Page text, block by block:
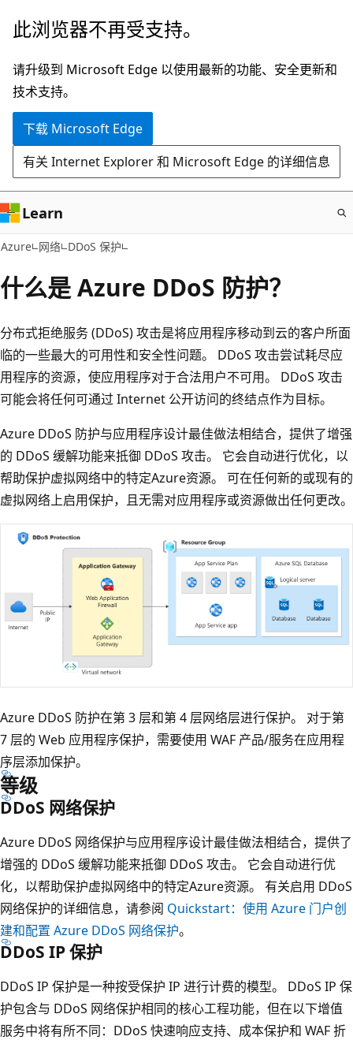
跳
主
要
内
此浏览器不再受支持。
请升级到 Microsoft Edge 以使用最新的功能、安全更新和
技术支持。
下载 Microsoft Edge
有关 Internet Explorer 和 Microsoft Edge 的详细信息
Learn
Azure 网络 DDoS 保护
什么是 Azure DDoS 防护？
分布式拒绝服务 (DDoS) 攻击是将应用程序移动到云的客户所面
临的一些最大的可用性和安全性问题。 DDoS 攻击尝试耗尽应
用程序的资源，使应用程序对于合法用户不可用。 DDoS 攻击
可能会将任何可通过 Internet 公开访问的终结点作为目标。
Azure DDoS 防护与应用程序设计最佳做法相结合，提供了增强
的 DDoS 缓解功能来抵御 DDoS 攻击。 它会自动进行优化，以
帮助保护虚拟网络中的特定Azure资源。 可在任何新的或现有的
虚拟网络上启用保护，且无需对应用程序或资源做出任何更改。
Azure DDoS 防护在第 3 层和第 4 层网络层进行保护。 对于第
7 层的 Web 应用程序保护，需要使用 WAF 产品/服务在应用程
序层添加保护。
等级
DDoS 网络保护
Azure DDoS 网络保护与应用程序设计最佳做法相结合，提供了
增强的 DDoS 缓解功能来抵御 DDoS 攻击。 它会自动进行优
化，以帮助保护虚拟网络中的特定Azure资源。 有关启用 DDoS
网络保护的详细信息，请参阅 Quickstart：使用 Azure 门户创
建和配置 Azure DDoS 网络保护。
DDoS IP 保护
DDoS IP 保护是一种按受保护 IP 进行计费的模型。 DDoS IP 保
护包含与 DDoS 网络保护相同的核心工程功能，但在以下增值
服务中将有所不同：DDoS 快速响应支持、成本保护和 WAF 折